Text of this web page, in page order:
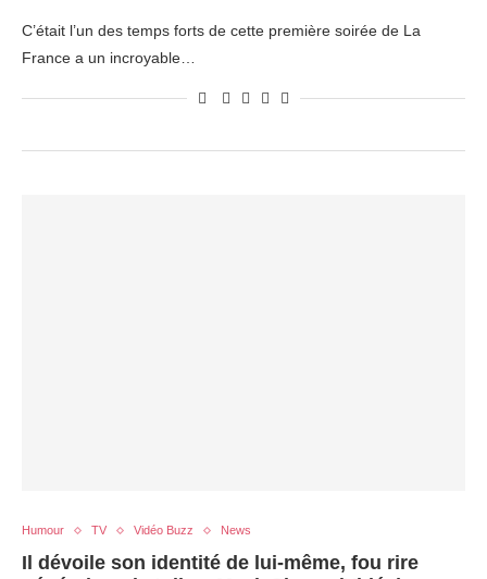
C’était l’un des temps forts de cette première soirée de La
France a un incroyable…
Humour TV Vidéo Buzz News
Il dévoile son identité de lui-même, fou rire